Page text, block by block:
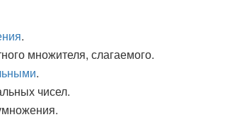
.
множителя, слагаемого.
.
чисел.